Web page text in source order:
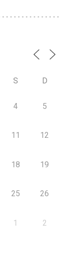
S D
4 5
11 12
18 19
25 26
1 2